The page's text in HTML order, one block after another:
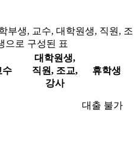
부생, 교수, 대학원생, 직원, 조
으로 구성된 표
수
대학원생,
직원, 조교,
강사
휴학생
대출 불가